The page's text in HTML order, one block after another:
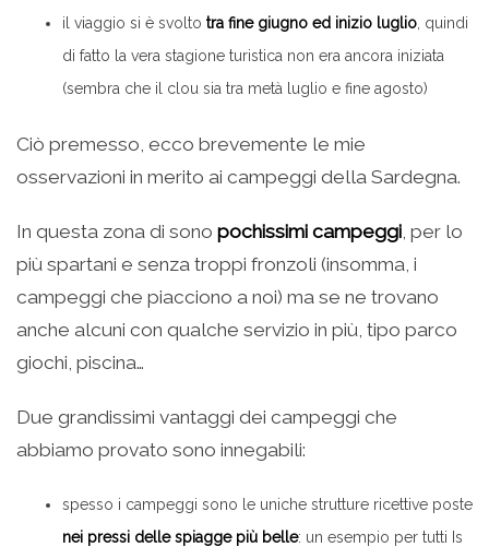
il viaggio si è svolto tra fine giugno ed inizio luglio , quindi
di fatto la vera stagione turistica non era ancora iniziata
(sembra che il clou sia tra metà luglio e fine agosto)
Ciò premesso, ecco brevemente le mie
osservazioni in merito ai campeggi della Sardegna.
In questa zona di sono pochissimi campeggi , per lo
più spartani e senza troppi fronzoli (insomma, i
campeggi che piacciono a noi) ma se ne trovano
anche alcuni con qualche servizio in più, tipo parco
giochi, piscina…
Due grandissimi vantaggi dei campeggi che
abbiamo provato sono innegabili:
spesso i campeggi sono le uniche strutture ricettive poste
nei pressi delle spiagge più belle: un esempio per tutti Is